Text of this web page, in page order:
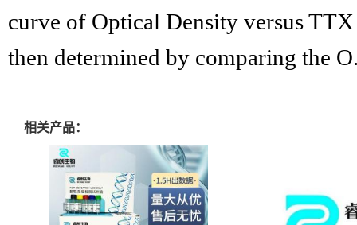
curve of Optical Density versusTTX
then determined by comparing the
相关产品：